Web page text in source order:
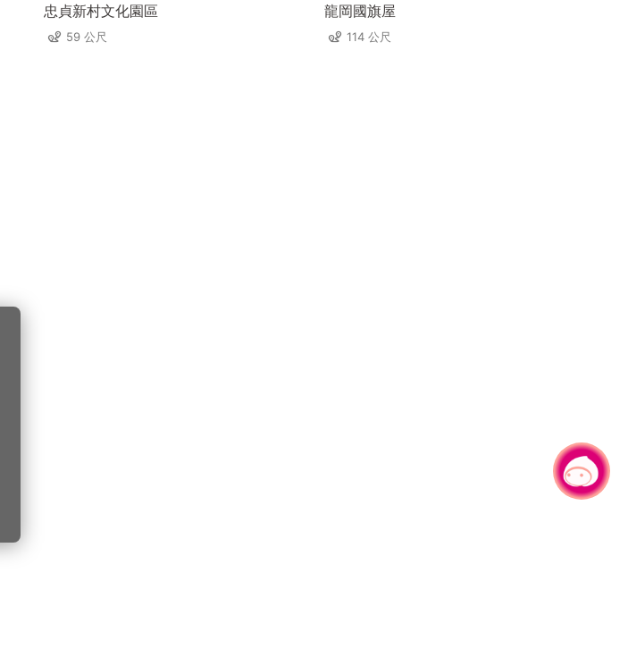
忠貞新村文化園區
59 公尺
龍岡國旗屋
114 公尺